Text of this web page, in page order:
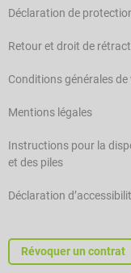
Déclaration de
Retour et droit de
Conditions générales de
Mentions légales
Instructions pour la
et des piles
Déclaration
Révoquer un contrat